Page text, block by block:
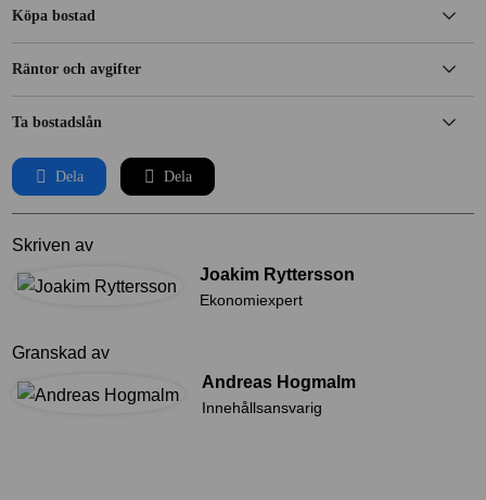
Köpa bostad
Räntor och avgifter
Ta bostadslån
Dela Dela
Skriven av
Joakim Ryttersson
Ekonomiexpert
Granskad av
Andreas Hogmalm
Innehållsansvarig